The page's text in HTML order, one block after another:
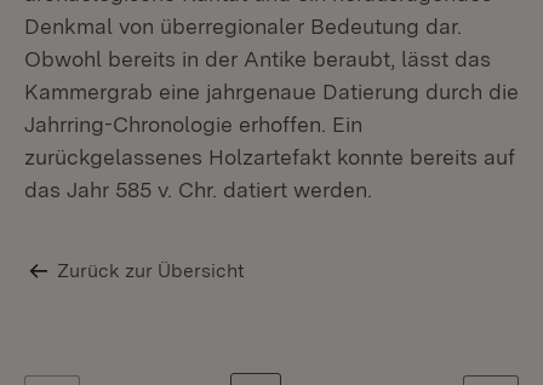
Denkmal von überregionaler Bedeutung dar.
Obwohl bereits in der Antike beraubt, lässt das
Kammergrab eine jahrgenaue Datierung durch die
Jahrring-Chronologie erhoffen. Ein
zurückgelassenes Holzartefakt konnte bereits auf
das Jahr 585 v. Chr. datiert werden.
Zurück zur Übersicht